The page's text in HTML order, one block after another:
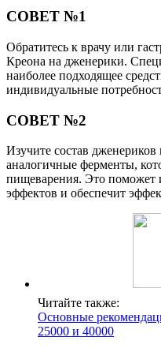
СОВЕТ №1
Обратитесь к врачу или
Креона на дженерики.
наиболее подходящее
индивидуальные
СОВЕТ №2
Изучите состав
аналогичные ферменты,
пищеварения. Это поможет
эффектов и обеспечит
Читайте также:
Основные
25000 и 40000